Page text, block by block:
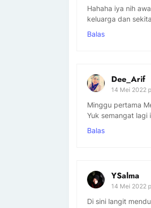
Hahaha iya nih
keluarga dan
Balas
Dee_Arif
14 Mei 2022
Minggu pertama
Yuk semangat lagi
Balas
YSalma
14 Mei 2022
Di sini langit